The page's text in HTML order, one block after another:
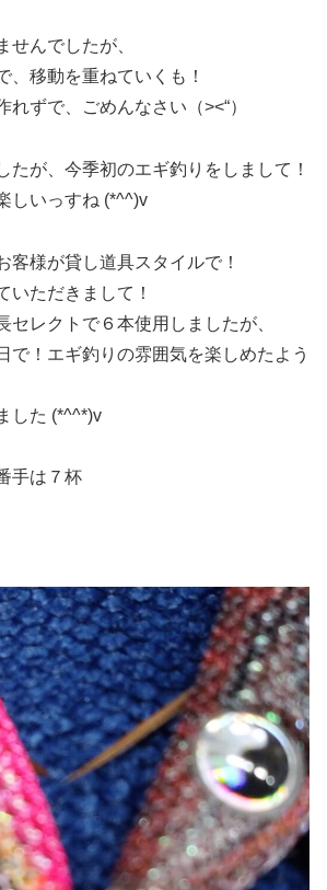
せんでしたが、
、移動を重ねていくも！
れずで、ごめんなさい（><“）
たが、今季初のエギ釣りをしまして！
しいっすね (*^^)v
客様が貸し道具スタイルで！
いただきまして！
セレクトで６本使用しましたが、
で！エギ釣りの雰囲気を楽しめたよう
した (*^^*)v
手は７杯